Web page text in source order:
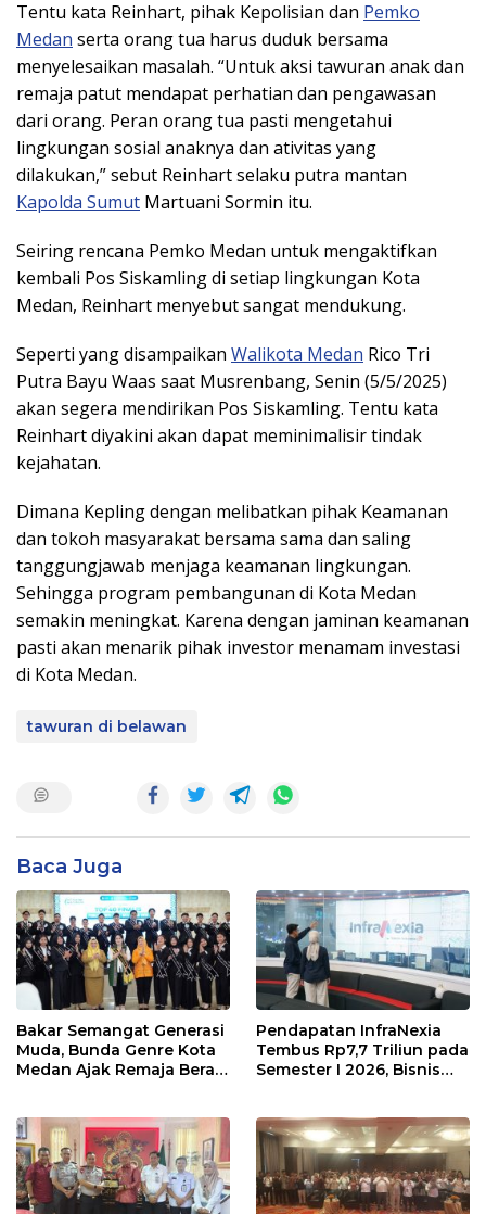
Tentu kata Reinhart, pihak Kepolisian dan Pemko
Medan serta orang tua harus duduk bersama
menyelesaikan masalah. “Untuk aksi tawuran anak dan
remaja patut mendapat perhatian dan pengawasan
dari orang. Peran orang tua pasti mengetahui
lingkungan sosial anaknya dan ativitas yang
dilakukan,” sebut Reinhart selaku putra mantan
Kapolda Sumut Martuani Sormin itu.
Seiring rencana Pemko Medan untuk mengaktifkan
kembali Pos Siskamling di setiap lingkungan Kota
Medan, Reinhart menyebut sangat mendukung.
Seperti yang disampaikan Walikota Medan Rico Tri
Putra Bayu Waas saat Musrenbang, Senin (5/5/2025)
akan segera mendirikan Pos Siskamling. Tentu kata
Reinhart diyakini akan dapat meminimalisir tindak
kejahatan.
Dimana Kepling dengan melibatkan pihak Keamanan
dan tokoh masyarakat bersama sama dan saling
tanggungjawab menjaga keamanan lingkungan.
Sehingga program pembangunan di Kota Medan
semakin meningkat. Karena dengan jaminan keamanan
pasti akan menarik pihak investor menamam investasi
di Kota Medan.
tawuran di belawan
Baca Juga
Bakar Semangat Generasi
Muda, Bunda Genre Kota
Medan Ajak Remaja Berani
Pendapatan InfraNexia
Tembus Rp7,7 Triliun pada
Semester I 2026, Bisnis